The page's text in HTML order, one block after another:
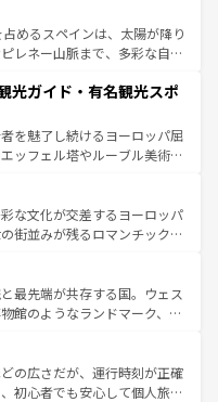
園風景やアマルフィ海岸の絶
い。観光の合間には、本場の
タリア料理を堪能することも
れられない旅をしてみよう！
めるスペインは、太陽が降り
レネー山脈まで、多彩な自然
熱的なフラメンコ、熱気あふ
パスが生活の一部となってい
れた雰囲気や、バルセロナの
方では古代ローマ遺跡や中世
候が異なるスペインはその個
性で訪れる人を魅了する。 なお、新着のスペイン情報は コ
い。
光ガイド・有名観光スポ
を魅了し続けるヨーロッパ屈
ッフェル塔やルーブル美術館
る。華麗な宮殿、歴史的な大
豊かな自然が、訪れる者を心
スは美食の国としても知ら
あるランス、プロヴァンスの
多彩な楽しみ方が可能だ。さ
力が溢れており、どの街角に
れで全く異なる文化を体験で
新着のフランス情報はコンテンツ一覧
な文化が交差するヨーロッパ
街並みが残るロマンチック街
いても飽きることがない。ベ
ルン州のアルプスの絶景、そ
といった風景は必見。ビール
しい。 なお、新着の
を参照してほしい。
最先端が共存する国。ウェス
館のようなランドマーク、歴
。また、優雅なアフタヌーン
らない英国パブ、サッカー観
る体験も豊富。イギリスを旅
の広さだが、運行時刻が正確
初心者でも安心して個人旅行